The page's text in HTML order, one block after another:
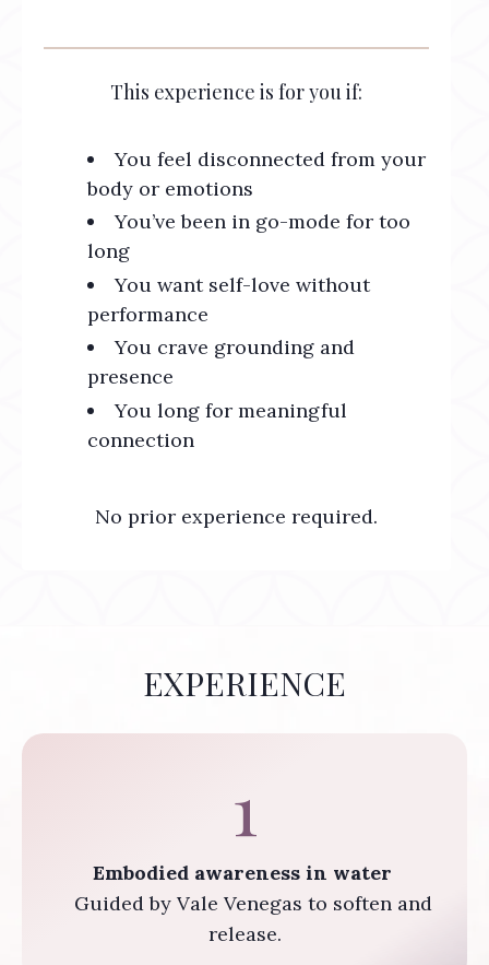
This experience is for you if:
You feel disconnected from your
body or emotions
You’ve been in go-mode for too
long
You want self-love without
performance
You crave grounding and
presence
You long for meaningful
connection
No prior experience required.
EXPERIENCE
1
Embodied awareness in water
Guided by Vale Venegas to soften and
release.